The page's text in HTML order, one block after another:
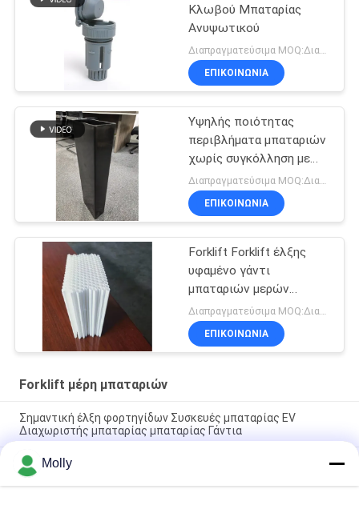
Κλωβού Μπαταρίας
Ανυψωτικού
Διαπραγματεύσιμα MOQ:Διαπραγματεύσιμο
ΕΠΙΚΟΙΝΩΝΙΑ
Υψηλής ποιότητας
περιβλήματα μπαταριών
χωρίς συγκόλληση με
100% πρωτόγονο υλικό
PP και προσαρμόσιμα
μεγέθη - BCI Box
ΕΠΙΚΟΙΝΩΝΙΑ
Forklift Forklift έλξης
υφαμένο γάντι
μπαταριών μερών
μπαταριών
15tubesTubular
ΕΠΙΚΟΙΝΩΝΙΑ
Forklift μέρη μπαταριών
Σημαντική έλξη φορτηγίδων Συσκευές μπαταρίας EV
Διαχωριστής μπαταρίας μπαταρίας Γάντια
Επαγγελματικό μαύρο χρώμα βιδών μπουλονιών μπαταριών
έλξης M10 με το πλαστικό κεφάλι
Molly